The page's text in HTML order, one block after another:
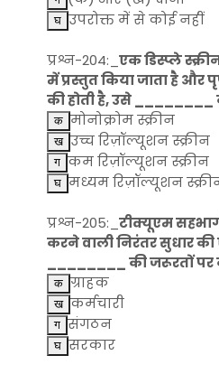
उपरोक्त में से कोई नहीं
प्रश्न-204:_ एक डिस्प्ले
में प्रस्तुत किया जाता है और
की होती है, उसे ________
मोनोक्रोम स्क्रीन
उच्च रिज़ॉल्यूशन स्क्रीन
कम रिज़ॉल्यूशन स्क्रीन
मध्यम रिज़ॉल्यूशन
प्रश्न-205:_ टीक्यूएम
करने वाली निरंतर सुधार
________ की जरूरतों पर
ग्राहक
कर्मचारी
संगठन
सरकार